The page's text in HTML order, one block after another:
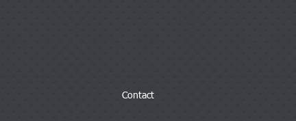
Contact